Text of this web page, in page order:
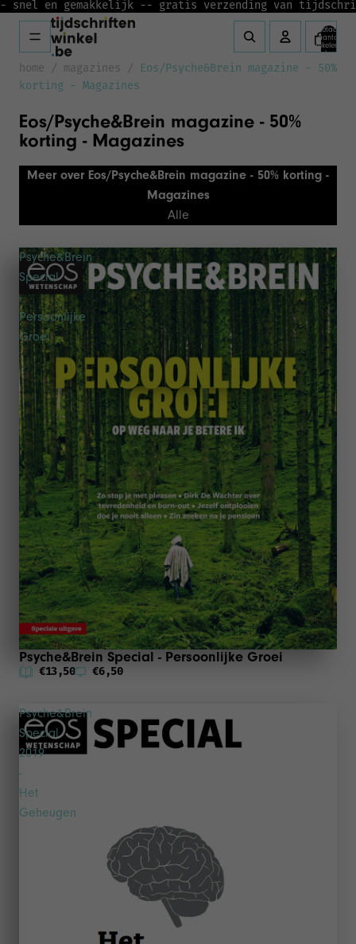
- snel en gemakkelijk -- gratis verzending van
Totaal
aantal
artikelen in
winkelwagen:
home / magazines /
Eos/Psyche&Brein magazine - 50%
korting - Magazines
Eos/Psyche&Brein magazine - 50%
korting - Magazines
Meer over Eos/Psyche&Brein magazine - 50% korting -
Magazines
Alle
Psyche&Brein
Special
-
Persoonlijke
Groei
Psyche&Brein Special - Persoonlijke Groei
€13,50 €6,50
Psyche&Brein
Special
2019
-
Het
Geheugen